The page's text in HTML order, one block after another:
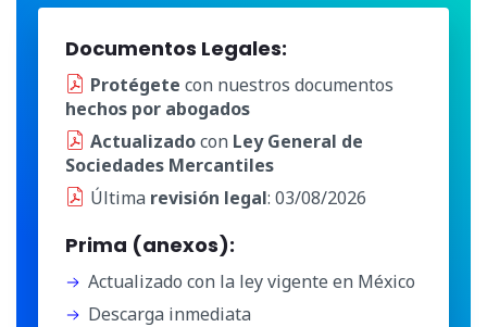
Documentos Legales:
Protégete con nuestros documentos
hechos por abogados
Actualizadocon Ley General de
Sociedades Mercantiles
Última revisión legal: 03/08/2026
Prima (anexos):
Actualizado con la ley vigente en México
Descarga inmediata